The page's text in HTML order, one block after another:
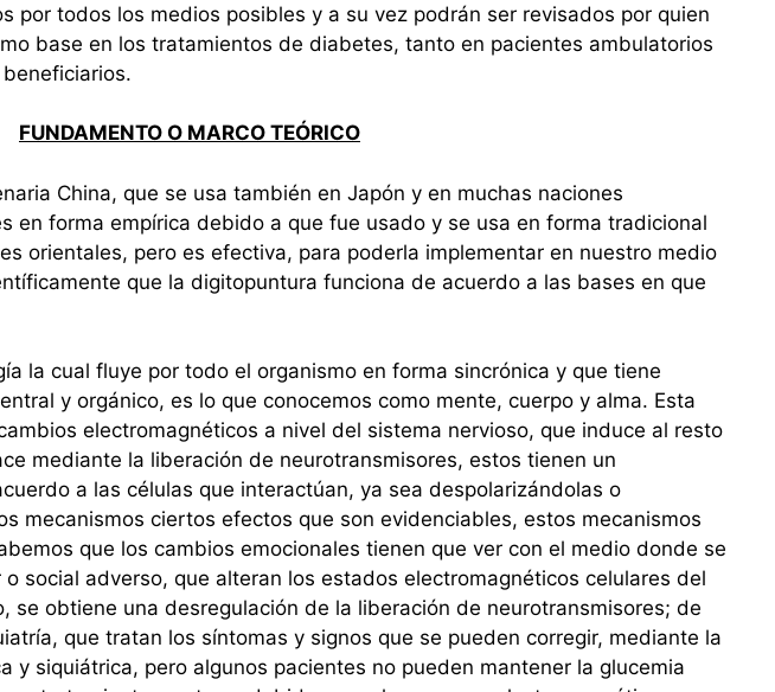
por todos los medios posibles y a su vez podrán ser revisados por quien
base en los tratamientos de diabetes, tanto en pacientes ambulatorios
FUNDAMENTO O MARCO TEÓRICO
China, que se usa también en Japón y en muchas naciones
en forma empírica debido a que fue usado y se usa en forma tradicional
orientales, pero es efectiva, para poderla implementar en nuestro medio
que la digitopuntura funciona de acuerdo a las bases en que
la cual fluye por todo el organismo en forma sincrónica y que tiene
y orgánico, es lo que conocemos como mente, cuerpo y alma. Esta
electromagnéticos a nivel del sistema nervioso, que induce al resto
mediante la liberación de neurotransmisores, estos tienen un
a las células que interactúan, ya sea despolarizándolas o
mecanismos ciertos efectos que son evidenciables, estos mecanismos
que los cambios emocionales tienen que ver con el medio donde se
social adverso, que alteran los estados electromagnéticos celulares del
se obtiene una desregulación de la liberación de neurotransmisores; de
que tratan los síntomas y signos que se pueden corregir, mediante la
y siquiátrica, pero algunos pacientes no pueden mantener la glucemia